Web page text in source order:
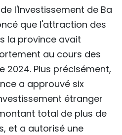
l'Investissement de Ba
que l'attraction des
la province avait
au cours des
2024. Plus précisément,
a approuvé six
étranger
total de plus de
et a autorisé une